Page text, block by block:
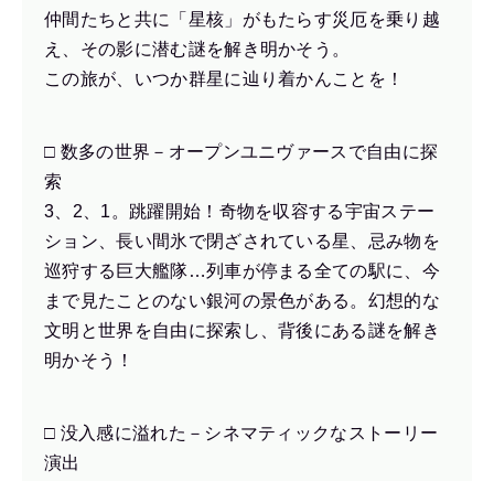
仲間たちと共に「星核」がもたらす災厄を乗り越
え、その影に潜む謎を解き明かそう。
この旅が、いつか群星に辿り着かんことを！
□ 数多の世界－オープンユニヴァースで自由に探
索
3、2、1。跳躍開始！奇物を収容する宇宙ステー
ション、長い間氷で閉ざされている星、忌み物を
巡狩する巨大艦隊…列車が停まる全ての駅に、今
まで見たことのない銀河の景色がある。幻想的な
文明と世界を自由に探索し、背後にある謎を解き
明かそう！
□ 没入感に溢れた－シネマティックなストーリー
演出